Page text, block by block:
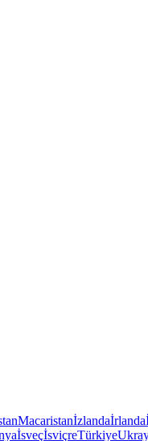
Macaristanİzlandaİrlanda
İsveçİsviçreTürkiye